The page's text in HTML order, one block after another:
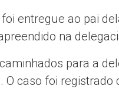
entregue ao pai
na
para a
O caso foi